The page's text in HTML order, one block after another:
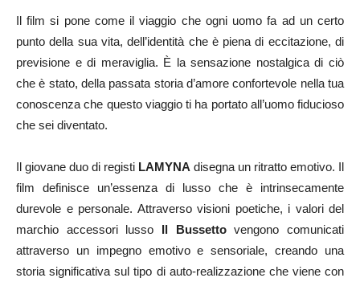
Il film si pone come il viaggio che ogni uomo fa ad un certo
punto della sua vita, dell’identità che è piena di eccitazione, di
previsione e di meraviglia. È la sensazione nostalgica di ciò
che è stato, della passata storia d’amore confortevole nella tua
conoscenza che questo viaggio ti ha portato all’uomo fiducioso
che sei diventato.
Il giovane duo di registi LAMYNA disegna un ritratto emotivo. Il
film definisce un’essenza di lusso che è intrinsecamente
durevole e personale. Attraverso visioni poetiche, i valori del
marchio accessori lusso Il Bussettovengono comunicati
attraverso un impegno emotivo e sensoriale, creando una
storia significativa sul tipo di auto-realizzazione che viene con